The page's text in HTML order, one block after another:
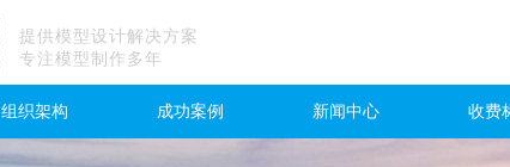
提供模型设计解决方案
专注模型制作多年
组织架构 成功案例 新闻中心 收费